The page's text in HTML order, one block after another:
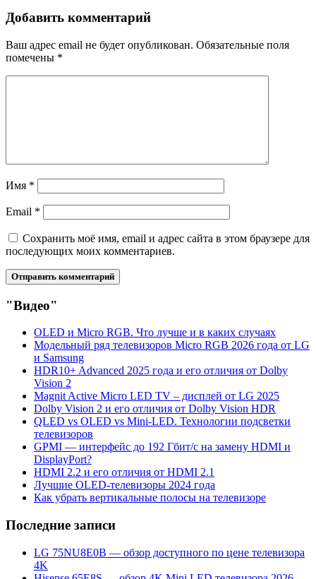
Добавить комментарий
Ваш адрес email не будет опубликован. Обязательные поля
помечены *
Имя *
Email *
Сохранить моё имя, email и адрес сайта в этом браузере для
последующих моих комментариев.
"Видео"
OLED и Micro RGB. Что лучше и в каких случаях
Модельный ряд телевизоров Micro RGB 2026 года от LG
и Samsung
HDR10+ Advanced 2025 года и его отличия от Dolby
Vision 2
Magnit Active Micro LED TV – дисплей от LG 2025
Dolby Vision 2 и его отличия от Dolby Vision HDR
QLED vs OLED vs Mini-LED. Технологии подсветки
телевизоров
GPMI — интерфейс до 192 Гбит/с на замену HDMI и
DisplayPort?
HDMI 2.2 и его отличия от HDMI 2.1
Лучшие OLED-телевизоры 2024 года
Как убрать вертикальные полосы на телевизоре
Последние записи
LG 75NU8E0B — обзор доступного по цене телевизора
4K